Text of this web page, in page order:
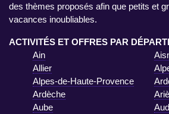
des thèmes proposés afin que petits et
vacances inoubliables.
ACTIVITÉS ET OFFRES PAR
Ain
Allier
Alpes-de-Haute-Provence
Ardèche
Aube